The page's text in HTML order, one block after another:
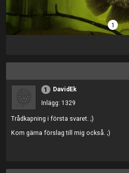
1
1
DavidEk
Inlägg: 1329
Trådkapning i första svaret. ;)
Kom gärna förslag till mig också. ;)